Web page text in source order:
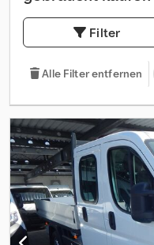
Filter
Alle Filter entfernen